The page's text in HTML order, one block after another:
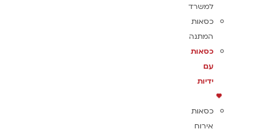
למשרד
כסאות
המתנה
כסאות
עם
ידיות
כסאות
אירוח